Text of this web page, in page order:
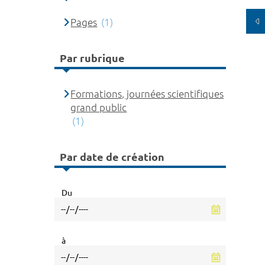
Pages (1)
Par rubrique
Formations, journées scientifiques
grand public
(1)
Par date de création
Du
à